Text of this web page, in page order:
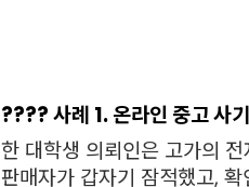
???? 사례 1. 온라인 중고 사
한 대학생 의뢰인은 고가의
판매자가 갑자기 잠적했고,